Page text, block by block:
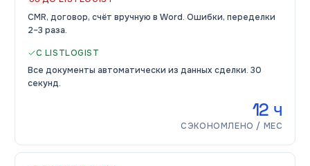
CMR, договор, счёт вручную в Word. Ошибки, переделки
2–3 раза.
С LISTLOGIST
Все документы автоматически из данных сделки. 30
секунд.
12 ч
СЭКОНОМЛЕНО / МЕС